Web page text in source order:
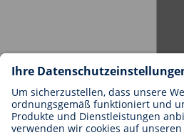
Karriere bei BIOTRONIK
Einstieg